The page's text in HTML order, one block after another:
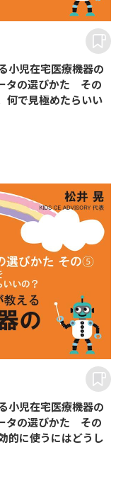
小児在宅医療機器の
タの選びかた その
何で見極めたらいい
小児在宅医療機器の
タの選びかた その
的に使うにはどうし